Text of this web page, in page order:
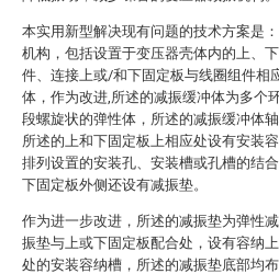
本实用新型解决现有问题的技术方案是
机构，包括设置于变压器壳体内的上、
件、连接上或/和下固定板与线圈组件相
体，作为改进,所述的减振缓冲体为多个
段螺旋状的弹性体，所述的减振缓冲体
所述的上和下固定板上相应处设有安装容
排列设置的安装孔、安装槽或孔槽的结
下固定板外侧还设有减振垫。
作为进一步改进，所述的减振垫为弹性
振垫与上或下固定板配合处，设有容纳
处的安装容纳槽，所述的减振垫底部均布